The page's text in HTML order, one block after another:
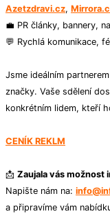
Azetzdravi.cz,
💼 PR články, bannery,
💬 Rychlá komunikace,
Jsme ideálním
značky. Vaše sdělení
konkrétním lidem, kteří
CENÍK REKLM
📩 Zaujala vás možnost
Napište nám na:
a připravíme vám